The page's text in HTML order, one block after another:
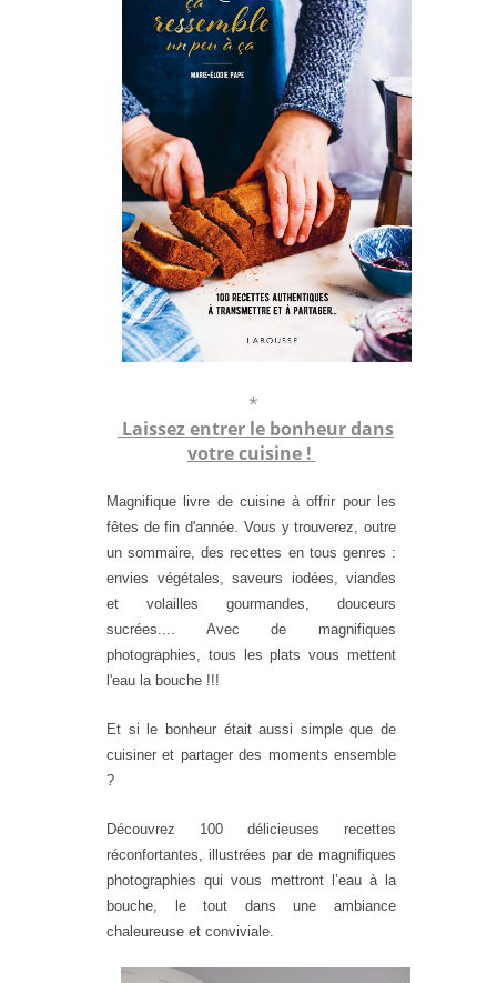
*
Laissez entrer le bonheur dans
votre cuisine !
Magnifique livre de cuisine à offrir pour les
fêtes de fin d'année. Vous y trouverez, outre
un sommaire, des recettes en tous genres :
envies végétales, saveurs iodées, viandes
et volailles gourmandes, douceurs
sucrées.... Avec de magnifiques
photographies, tous les plats vous mettent
l'eau la bouche !!!
Et si le bonheur était aussi simple que de
cuisiner et partager des moments ensemble
?
Découvrez 100 délicieuses recettes
réconfortantes, illustrées par de magnifiques
photographies qui vous mettront l’eau à la
bouche, le tout dans une ambiance
chaleureuse et conviviale.